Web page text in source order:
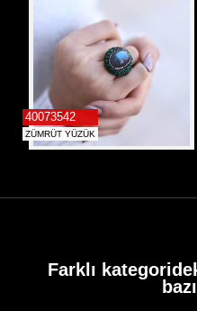
40073542
ZÜMRÜT YÜZÜK
Farklı